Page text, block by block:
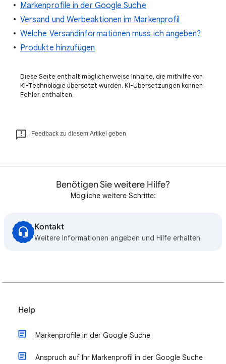
Markenprofile in der Google Suche
Versand und Werbeaktionen im Markenprofil
Welche Versandinformationen muss ich angeben?
Produkte hinzufügen
Diese Seite enthält möglicherweise Inhalte, die mithilfe von
KI-Technologie übersetzt wurden. KI-Übersetzungen können
Fehler enthalten.
Feedback zu diesem Artikel geben
Benötigen Sie weitere Hilfe?
Mögliche weitere Schritte:
Kontakt
Weitere Informationen angeben und Hilfe erhalten
Help
Markenprofile in der Google Suche
Anspruch auf Ihr Markenprofil in der Google Suche